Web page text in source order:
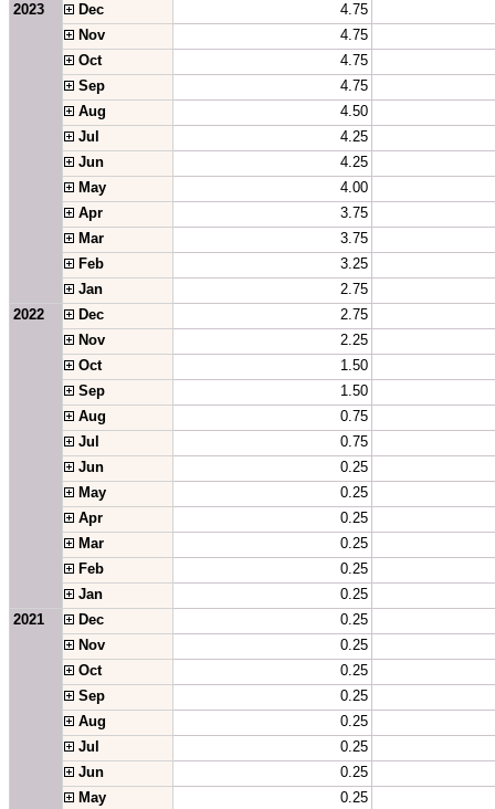
2023
Dec
4.75
Nov
4.75
Oct
4.75
Sep
4.75
Aug
4.50
Jul
4.25
Jun
4.25
May
4.00
Apr
3.75
Mar
3.75
Feb
3.25
Jan
2.75
2022
Dec
2.75
Nov
2.25
Oct
1.50
Sep
1.50
Aug
0.75
Jul
0.75
Jun
0.25
May
0.25
Apr
0.25
Mar
0.25
Feb
0.25
Jan
0.25
2021
Dec
0.25
Nov
0.25
Oct
0.25
Sep
0.25
Aug
0.25
Jul
0.25
Jun
0.25
May
0.25